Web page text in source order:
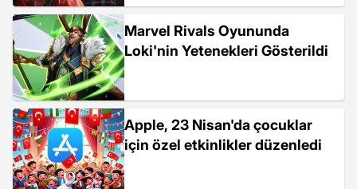
Marvel Rivals Oyununda
Loki'nin Yetenekleri Gösterildi
Apple, 23 Nisan'da çocuklar
için özel etkinlikler düzenledi